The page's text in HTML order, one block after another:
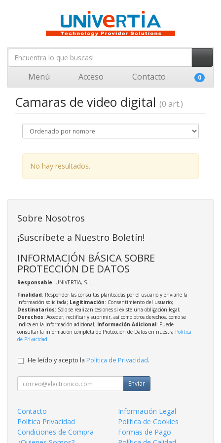
Menú Acceso Contacto 0
Camaras de video digital (0 art.)
No hay resultados.
Sobre Nosotros
¡Suscríbete a Nuestro Boletín!
INFORMACIÓN BÁSICA SOBRE
PROTECCIÓN DE DATOS
Responsable: UNIVERTIA, S.L.
Finalidad: Responder las consultas planteadas por el usuario y enviarle la
información solicitada; Legitimación: Consentimiento del usuario;
Destinatarios: Solo se realizan cesiones si existe una obligación legal;
Derechos: Acceder, rectificar y suprimir, así como otros derechos, como se
indica en la información adicional; Información Adicional: Puede
consultar la información completa de Protección de Datos en nuestra Política
de Privacidad.
He leído y acepto la Política de Privacidad.
Enviar
Contacto
Información Legal
Política Privacidad
Política de Cookies
Condiciones de Compra
Formas de Pago